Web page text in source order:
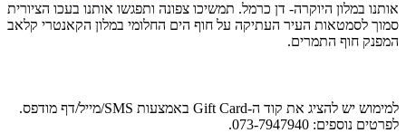
אותנו במלון היוקרה- דן כרמל. תמשיכו צפונה ותפגשו אותנו בעכו הציורית
סמוך לסמטאות העיר העתיקה על חוף הים החלומי במלון הקאנטרי קלאב
המפנק חוף התמרים.
למימוש יש להציג את קוד ה-Gift Card באמצעות SMS/מייל/דף מודפס.
לפרטים נוספים: 073-7947940.